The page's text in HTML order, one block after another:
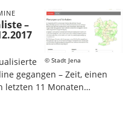
Stadt Jena
–
gegangen – Zeit, einen
letzten 11 Monaten…